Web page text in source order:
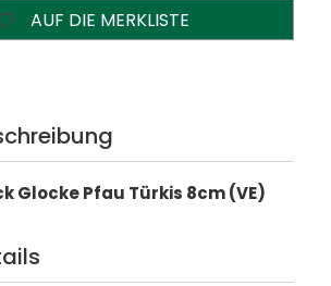
AUF DIE MERKLISTE
Glocke Pfau Türkis 8cm (VE)